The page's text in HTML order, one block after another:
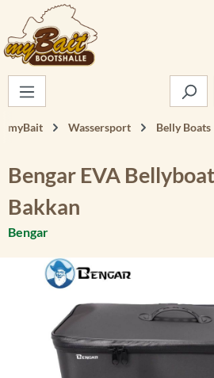
Zum Hauptinhalt springen
myBait Wassersport Belly Boats
Bengar EVA
Bakkan
Bengar
Bildergalerie überspringen